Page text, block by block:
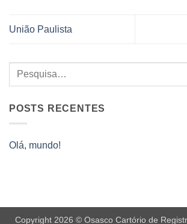
União Paulista
POSTS RECENTES
Olá, mundo!
Copyright 2026 © Osasco Cartório de